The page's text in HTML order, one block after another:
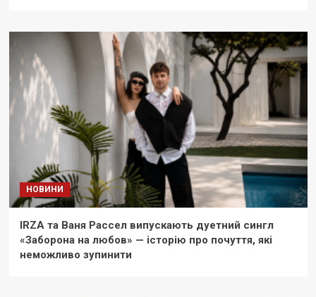
НОВИНИ
IRZA та Ваня Рассел випускають дуетний сингл
«Заборона на любов» — історію про почуття, які
неможливо зупинити